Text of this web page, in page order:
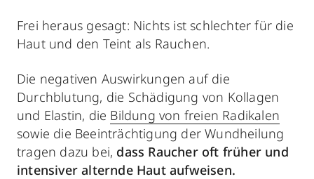
Frei heraus gesagt: Nichts ist schlechter für die
Haut und den Teint als Rauchen.
Die negativen Auswirkungen auf die
Durchblutung, die Schädigung von Kollagen
und Elastin, die Bildung von freien Radikalen
sowie die Beeinträchtigung der Wundheilung
tragen dazu bei, dass Raucher oft früher und
intensiver alternde Haut aufweisen.